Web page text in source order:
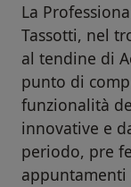
La
Tassotti, nel
al tendine di
punto di
funzionalità
innovative e
periodo, pre